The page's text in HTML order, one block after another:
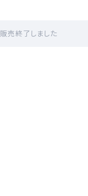
売終了しました